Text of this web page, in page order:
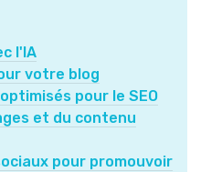
l'IA
votre blog
pour le SEO
et du contenu
pour promouvoir